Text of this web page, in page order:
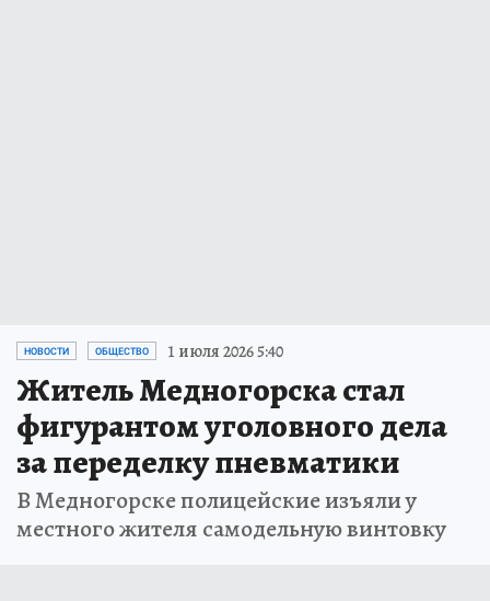
НОВОСТИ ОБЩЕСТВО 1 июля 2026 5:40
Житель Медногорска стал
фигурантом уголовного дела
за переделку пневматики
В Медногорске полицейские изъяли у
местного жителя самодельную винтовку